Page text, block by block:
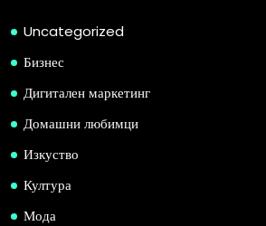
Uncategorized
Бизнес
Дигитален маркетинг
Домашни любимци
Изкуство
Култура
Мода